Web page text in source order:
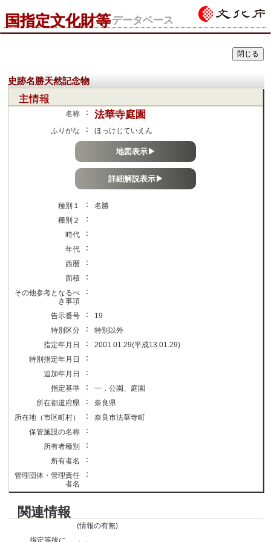
国指定文化財等データベース
史跡名勝天然記念物
主情報
名称 ： 法華寺庭園
ふりがな ： ほっけじていえん
地図表示▶
詳細解説表示▶
種別１ ：
名勝
種別２
：
時代 ：
年代 ：
西暦 ：
面積 ：
その他参考となるべ
き事項
：
告示番号 ：
19
特別区分
：
特別以外
指定年月日
：
2001.01.29(平成13.01.29)
特別指定年月日
：
追加年月日 ：
指定基準 ：
一．公園、庭園
所在都道府県
：
奈良県
所在地（市区町村）
：
奈良市法華寺町
保管施設の名称
：
所有者種別 ：
所有者名 ：
管理団体・管理責任
者名
：
関連情報
(情報の有無)
指定等後に